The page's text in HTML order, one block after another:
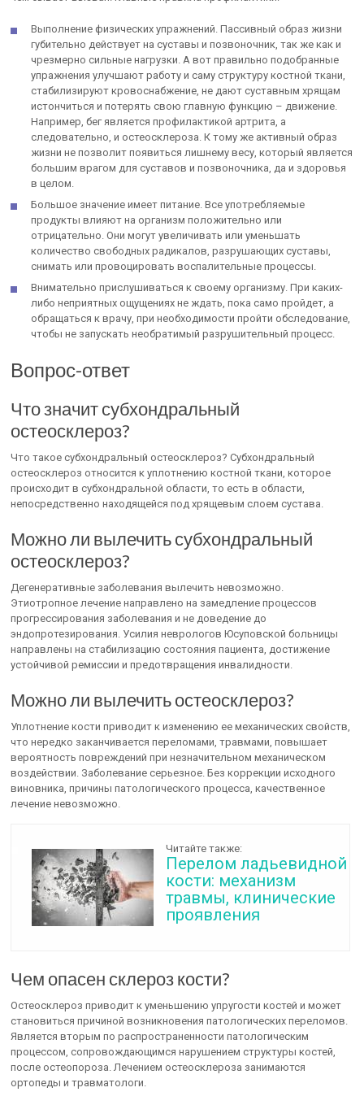
Выполнение физических упражнений. Пассивный образ жизни
губительно действует на суставы и позвоночник, так же как и
чрезмерно сильные нагрузки. А вот правильно подобранные
упражнения улучшают работу и саму структуру костной ткани,
стабилизируют кровоснабжение, не дают суставным хрящам
истончиться и потерять свою главную функцию – движение.
Например, бег является профилактикой артрита, а
следовательно, и остеосклероза. К тому же активный образ
жизни не позволит появиться лишнему весу, который является
большим врагом для суставов и позвоночника, да и здоровья
в целом.
Большое значение имеет питание. Все употребляемые
продукты влияют на организм положительно или
отрицательно. Они могут увеличивать или уменьшать
количество свободных радикалов, разрушающих суставы,
снимать или провоцировать воспалительные процессы.
Внимательно прислушиваться к своему организму. При каких-
либо неприятных ощущениях не ждать, пока само пройдет, а
обращаться к врачу, при необходимости пройти обследование,
чтобы не запускать необратимый разрушительный процесс.
Вопрос-ответ
Что значит субхондральный
остеосклероз?
Что такое субхондральный остеосклероз? Субхондральный
остеосклероз относится к уплотнению костной ткани, которое
происходит в субхондральной области, то есть в области,
непосредственно находящейся под хрящевым слоем сустава.
Можно ли вылечить субхондральный
остеосклероз?
Дегенеративные заболевания вылечить невозможно.
Этиотропное лечение направлено на замедление процессов
прогрессирования заболевания и не доведение до
эндопротезирования. Усилия неврологов Юсуповской больницы
направлены на стабилизацию состояния пациента, достижение
устойчивой ремиссии и предотвращения инвалидности.
Можно ли вылечить остеосклероз?
Уплотнение кости приводит к изменению ее механических свойств,
что нередко заканчивается переломами, травмами, повышает
вероятность повреждений при незначительном механическом
воздействии. Заболевание серьезное. Без коррекции исходного
виновника, причины патологического процесса, качественное
лечение невозможно.
Читайте также:
Перелом ладьевидной
кости: механизм
травмы, клинические
проявления
Чем опасен склероз кости?
Остеосклероз приводит к уменьшению упругости костей и может
становиться причиной возникновения патологических переломов.
Является вторым по распространенности патологическим
процессом, сопровождающимся нарушением структуры костей,
после остеопороза. Лечением остеосклероза занимаются
ортопеды и травматологи.